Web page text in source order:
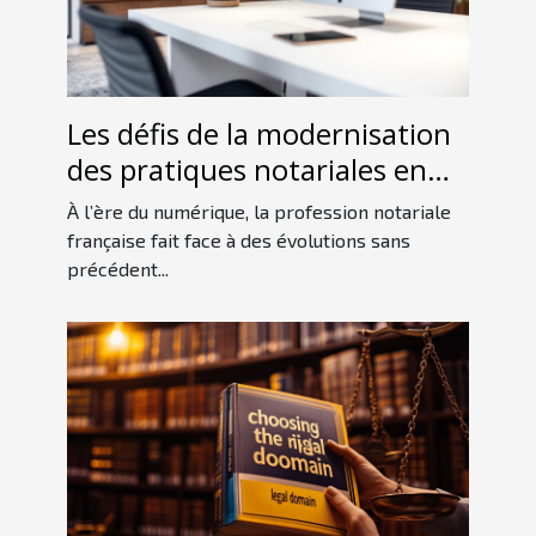
Les défis de la modernisation
des pratiques notariales en
France
À l’ère du numérique, la profession notariale
française fait face à des évolutions sans
précédent...